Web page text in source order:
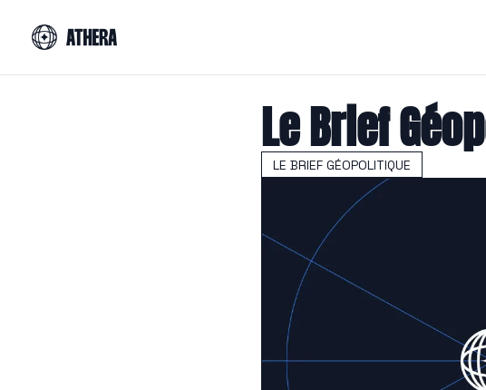
Le Brief
LE BRIEF GÉOPOLITIQUE